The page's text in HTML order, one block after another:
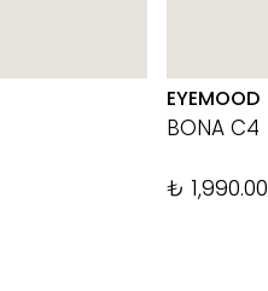
EYEMOOD
BONA C4
₺ 1,990.00